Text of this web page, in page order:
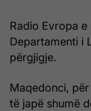
Radio Evropa
Departamenti i
përgjigje.
Maqedonci,
të japë shumë